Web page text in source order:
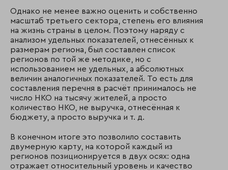
Однако не менее важно оценить и собственно
масштаб третьего сектора, степень его влияния
на жизнь страны в целом. Поэтому наряду с
анализом удельных показателей, отнесённых к
размерам региона, был составлен список
регионов по той же методике, но с
использованием не удельных, а абсолютных
величин аналогичных показателей. То есть для
составления перечня в расчёт принималось не
число НКО на тысячу жителей, а просто
количество НКО, не выручка, отнесённая к
бюджету, а просто выручка и т. д.
В конечном итоге это позволило составить
двумерную карту, на которой каждый из
регионов позиционируется в двух осях: одна
отражает относительный уровень и качество